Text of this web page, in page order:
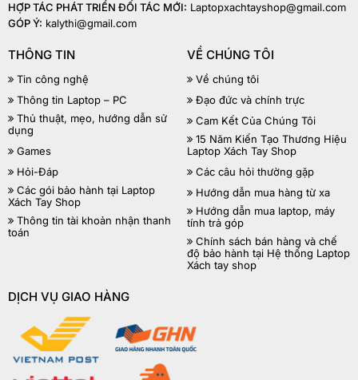
HỢP TÁC PHÁT TRIỂN ĐỐI TÁC MỚI: Laptopxachtayshop@gmail.com
GÓP Ý: kalythi@gmail.com
THÔNG TIN
Tin công nghệ
Thông tin Laptop – PC
Thủ thuật, mẹo, hướng dẫn sử
dụng
Games
Hỏi-Đáp
Các gói bảo hành tại Laptop
Xách Tay Shop
Thông tin tài khoản nhận thanh
toán
VỀ CHÚNG TÔI
Về chúng tôi
Đạo đức và chính trực
Cam Kết Của Chúng Tôi
15 Năm Kiến Tạo Thương Hiệu
Laptop Xách Tay Shop
Các câu hỏi thường gặp
Hướng dẫn mua hàng từ xa
Hướng dẫn mua laptop, máy
tính trả góp
Chính sách bán hàng và chế
độ bảo hành tại Hệ thống Laptop
Xách tay shop
DỊCH VỤ GIAO HÀNG